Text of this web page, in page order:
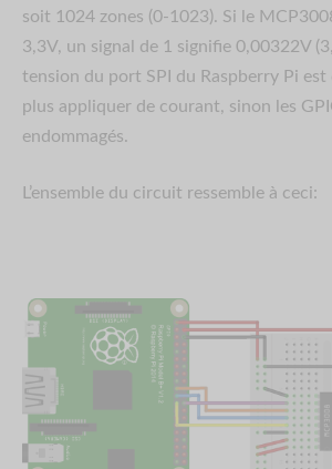
soit 1024 zones (0-1023). Si le
3,3V, un signal de 1 signifie 0,00322V
tension du port SPI du Raspberry Pi
plus appliquer de courant, sinon les
endommagés.
L’ensemble du circuit ressemble à ceci: